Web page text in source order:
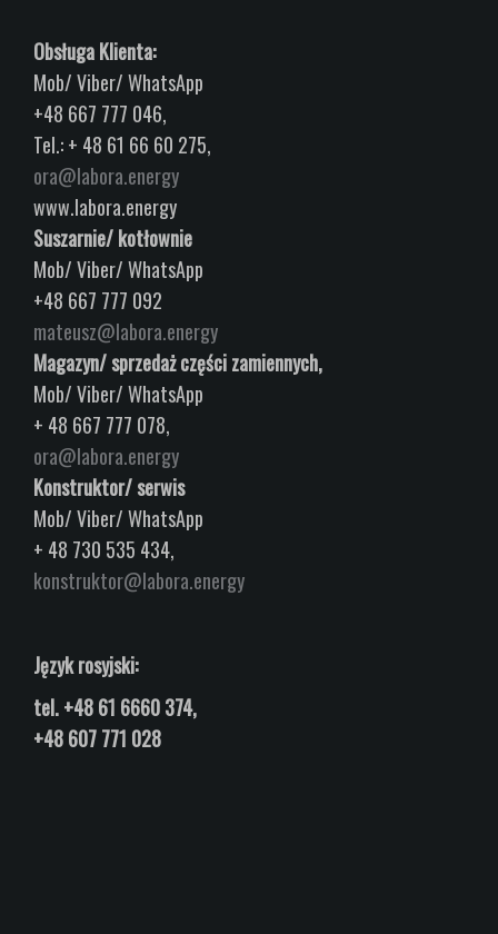
Obsługa Klienta:
Mob/ Viber/ WhatsApp
+48 667 777 046,
Tel.: + 48 61 66 60 275,
ora@labora.energy
www.labora.energy
Suszarnie/ kotłownie
Mob/ Viber/ WhatsApp
+48 667 777 092
mateusz@labora.energy
Magazyn/ sprzedaż części zamiennych,
Mob/ Viber/ WhatsApp
+ 48 667 777 078,
ora@labora.energy
Konstruktor/ serwis
Mob/ Viber/ WhatsApp
+ 48 730 535 434,
konstruktor@labora.energy
Język rosyjski:
tel.+48 61 6660 374,
+48 607 771 028